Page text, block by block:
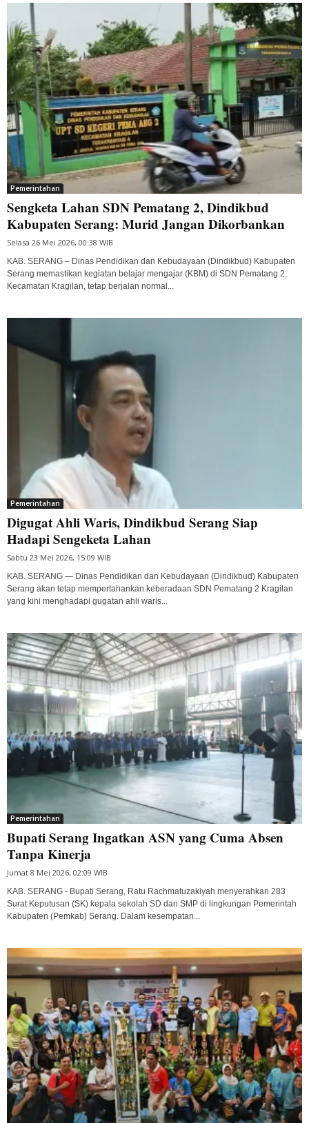
Pemerintahan
Sengketa Lahan SDN Pematang 2, Dindikbud
Kabupaten Serang: Murid Jangan Dikorbankan
Selasa 26 Mei 2026, 00:38 WIB
KAB. SERANG – Dinas Pendidikan dan Kebudayaan (Dindikbud) Kabupaten
Serang memastikan kegiatan belajar mengajar (KBM) di SDN Pematang 2,
Kecamatan Kragilan, tetap berjalan normal...
Pemerintahan
Digugat Ahli Waris, Dindikbud Serang Siap
Hadapi Sengeketa Lahan
Sabtu 23 Mei 2026, 15:09 WIB
KAB. SERANG — Dinas Pendidikan dan Kebudayaan (Dindikbud) Kabupaten
Serang akan tetap mempertahankan keberadaan SDN Pematang 2 Kragilan
yang kini menghadapi gugatan ahli waris...
Pemerintahan
Bupati Serang Ingatkan ASN yang Cuma Absen
Tanpa Kinerja
Jumat 8 Mei 2026, 02:09 WIB
KAB. SERANG - Bupati Serang, Ratu Rachmatuzakiyah menyerahkan 283
Surat Keputusan (SK) kepala sekolah SD dan SMP di lingkungan Pemerintah
Kabupaten (Pemkab) Serang. Dalam kesempatan...